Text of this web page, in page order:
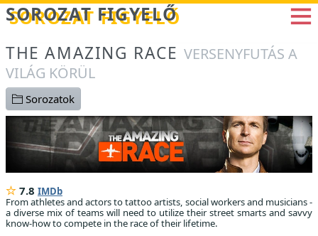
Betöltés...
SOROZAT FIGYELŐ
THE AMAZING RACE VERSENYFUTÁS A
VILÁG KÖRÜL
Sorozatok
7.8 IMDb
From athletes and actors to tattoo artists, social workers and musicians -
a diverse mix of teams will need to utilize their street smarts and savvy
know-how to compete in the race of their lifetime.